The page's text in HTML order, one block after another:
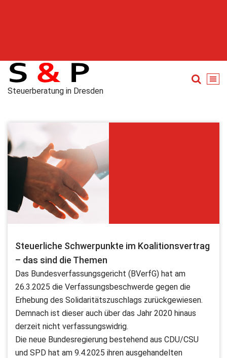
Steuerberatung in Dresden
Steuerliche Schwerpunkte im Koalitionsvertrag
– das sind die Themen
Das Bundesverfassungsgericht (BVerfG) hat am
26.3.2025 die Verfassungsbeschwerde gegen die
Erhebung des Solidaritätszuschlags zurückgewiesen.
Demnach ist dieser auch über das Jahr 2020 hinaus
derzeit nicht verfassungswidrig.
Die neue Bundesregierung bestehend aus CDU/CSU
und SPD hat am 9.4.2025 ihren ausgehandelten